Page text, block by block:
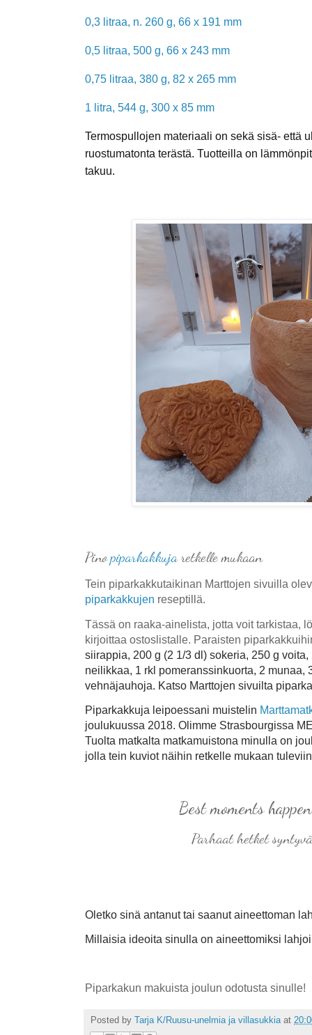
0,3 litraa, n. 260 g, 66 x 191 mm
0,5 litraa, 500 g, 66 x 243 mm
0,75 litraa, 380 g, 82 x 265 mm
1 litra, 544 g, 300 x 85 mm
Termospullojen materiaali on sekä sisä- että
ruostumatonta terästä. Tuotteilla on
takuu.
Pinopiparkakkuja retkelle mukaan
Tein piparkakkutaikinan Marttojen sivuilla
piparkakkujen reseptillä.
Tässä on raaka-ainelista, jotta voit tarkistaa,
kirjoittaa ostoslistalle. Paraisten
siirappia, 200 g (2 1/3 dl) sokeria, 250 g voita,
neilikkaa, 1 rkl pomeranssinkuorta, 2 munaa,
vehnäjauhoja. Katso Marttojen sivuilta
Piparkakkuja leipoessani muistelin
joulukuussa 2018. Olimme Strasbourgissa
Tuolta matkalta matkamuistona minulla on
jolla tein kuviot näihin retkelle mukaan
Best moments
Parhaat hetket
Oletko sinä antanut tai saanut aineettoman
Millaisia ideoita sinulla on aineettomiksi
Piparkakun makuista joulun odotusta sinulle!
Posted by Tarja K/Ruusu-unelmia ja villasukkia at